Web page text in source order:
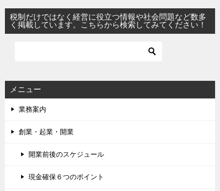
税制だけではなく経営に役立つ情報や社会問題など数多
く掲載しています。こちらから検索してみてください！
メニュー
業務案内
創業・起業・開業
開業前後のスケジュール
現金確保６つのポイント